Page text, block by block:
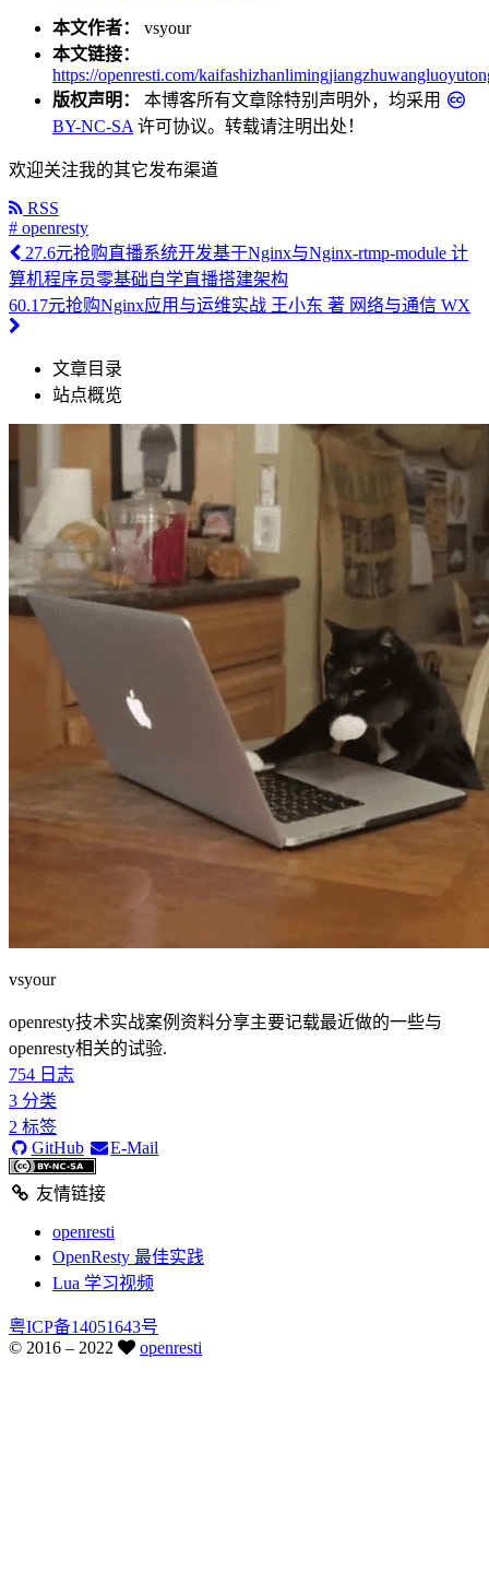
本文作者： vsyour
本文链接：
https://openresti.com/
版权声明： 本博客所有文章除特别声明外，均采用
BY-NC-SA 许可协议。转载请注明出处！
欢迎关注我的其它发布渠道
RSS
# openresty
27.6元抢购直播系统开发基于Nginx与Nginx-rtmp-module 计
算机程序员零基础自学直播搭建架构
60.17元抢购Nginx应用与运维实战 王小东 著 网络与通信 WX
文章目录
站点概览
vsyour
openresty技术实战案例资料分享主要记载最近做的一些与
openresty相关的试验.
754 日志
3 分类
2 标签
GitHub
E-Mail
友情链接
openresti
OpenResty 最佳实践
Lua 学习视频
粤ICP备14051643号
© 2016 – 2022 openresti